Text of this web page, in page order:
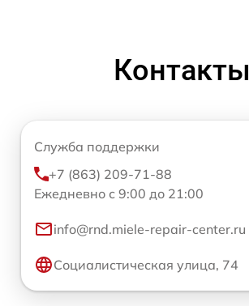
Контакты
Служба поддержки
+7 (863) 209-71-88
Ежедневно с 9:00 до 21:00
info@rnd.miele-repair-center.ru
Социалистическая улица, 74